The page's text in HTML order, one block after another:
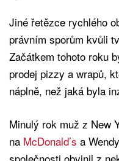
Jiné řetězce rychlého
právním sporům kvůli
Začátkem tohoto roku
prodej pizzy a wrapů,
náplně, než jaká byla
Minulý rok muž z New
na McDonald’s a